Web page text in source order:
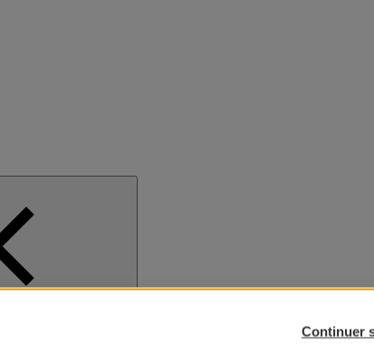
Continuer